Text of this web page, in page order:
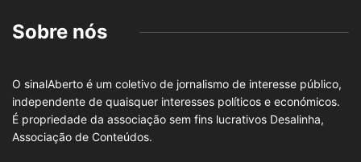
Sobre nós
O sinalAberto é um coletivo de jornalismo de interesse público,
independente de quaisquer interesses políticos e económicos.
É propriedade da associação sem fins lucrativos Desalinha,
Associação de Conteúdos.